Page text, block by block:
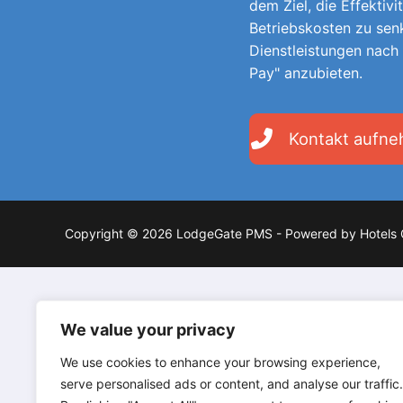
We value your privacy
We use cookies to enhance your browsing experience,
serve personalised ads or content, and analyse our traffic.
dem Ziel, die
Betriebskosten zu
Dienstleistungen
Pay" anzubieten.
Kontakt
Copyright © 2026 LodgeGate PMS - Powered by Hotels